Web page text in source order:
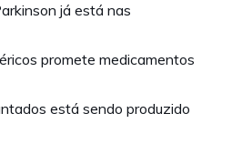
já está nas
promete medicamentos
está sendo produzido